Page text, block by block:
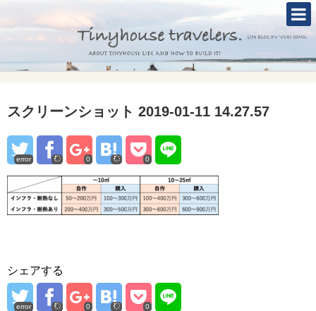
スクリーンショット 2019-01-11 14.27.57
error 0 0
シェアする
error 0 0
ABOUT
TINYHOUSE
セルフビルド
BLOG